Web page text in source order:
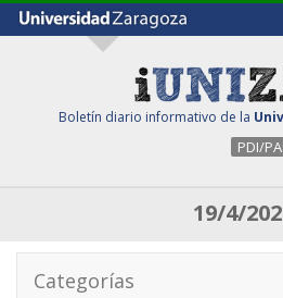
Boletín diario informativo de la
PDI/
19/4/
Categorías